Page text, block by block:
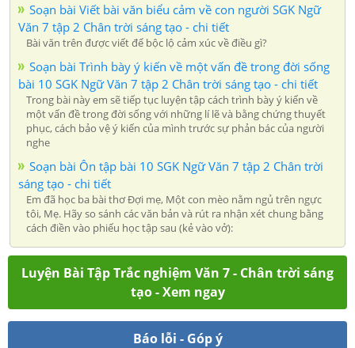
Soạn bài Viết bài văn biểu cảm về con người SGK Ngữ
Văn 7 tập 2 Chân trời sáng tạo - chi tiết
Bài văn trên được viết để bộc lộ cảm xúc về điều gì?
Soạn bài Trình bày ý kiến về một vấn đề trong đời sống
bài 10 SGK Ngữ Văn 7 tập 2 Chân trời sáng tạo - chi tiết
Trong bài này em sẽ tiếp tục luyện tập cách trình bày ý kiến về
một vấn đề trong đời sống với những lí lẽ và bằng chứng thuyết
phục, cách bảo vệ ý kiến của mình trước sự phản bác của người
nghe
Soạn bài Ôn tập bài 10 SGK Ngữ Văn 7 tập 2 Chân trời
sáng tạo - chi tiết
Em đã học ba bài thơ Đợi mẹ, Một con mèo nằm ngủ trên ngực
tôi, Mẹ. Hãy so sánh các văn bản và rút ra nhận xét chung bằng
cách điền vào phiếu học tập sau (kẻ vào vở):
Luyện Bài Tập Trắc nghiệm Văn 7 - Chân trời sáng
tạo - Xem ngay
Báo lỗi - Góp ý